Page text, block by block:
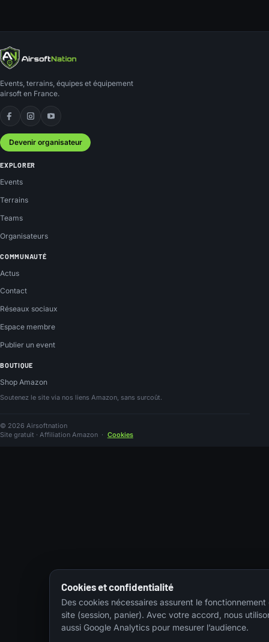
Events, terrains, équipes et équipement
airsoft en France.
Facebook
Instagram
YouTube
Devenir organisateur
EXPLORER
Events
Terrains
Teams
Organisateurs
COMMUNAUTÉ
Actus
Contact
Réseaux sociaux
Espace membre
Publier un event
BOUTIQUE
Shop Amazon
Soutenez le site via nos liens Amazon, sans surcoût.
© 2026 Airsoftnation
Site gratuit · Affiliation Amazon · Cookies
Cookies et confidentialité
Des cookies nécessaires assurent le fonctionnement
site (session, panier). Avec votre accord, nous
aussi Google Analytics pour mesurer l’audience.